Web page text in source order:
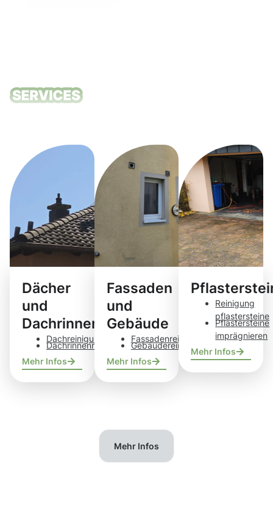
Dächer
und
Dachrinnen
Dachreinigung
Dachrinnenreinigung
Mehr Infos
Fassaden
und
Gebäude
Fassadenreinigung
Gebäudereinigung
Mehr Infos
Reinigung
pflastersteine
Pflastersteine
imprägnieren
Mehr Infos
Mehr Infos